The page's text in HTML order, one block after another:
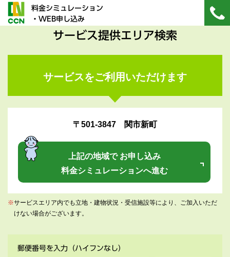
料金シミュレーション
・WEB申し込み
サービス提供エリア検索
サービスをご利用いただけます
〒501-3847 関市新町
上記の地域で お申し込み
料金シミュレーションへ進む
※サービスエリア内でも立地・建物状況・受信施設等により、ご加入いただ
けない場合がございます。
郵便番号を入力 （ハイフンなし）